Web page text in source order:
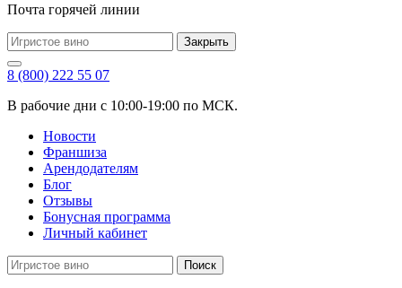
Почта горячей линии
Закрыть
8 (800) 222 55 07
В рабочие дни с 10:00-19:00 по МСК.
Новости
Франшиза
Арендодателям
Блог
Отзывы
Бонусная программа
Личный кабинет
Поиск